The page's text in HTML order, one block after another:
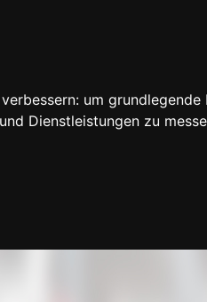
um grundlegende
Dienstleistungen zu